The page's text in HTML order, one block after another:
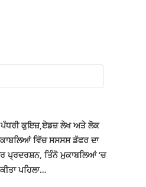
ਪੱਧਰੀ ਕੁਇਜ਼,ਏਡਜ਼ ਲੇਖ ਅਤੇ ਲੋਕ
ਵਿੱਚ ਸਸਸਸ ਡੱਫਰ ਦਾ
ਪ੍ਰਦਰਸ਼ਨ, ਤਿੰਨੋ ਮੁਕਾਬਲਿਆਂ ‘ਚ
ਪਹਿਲਾ…